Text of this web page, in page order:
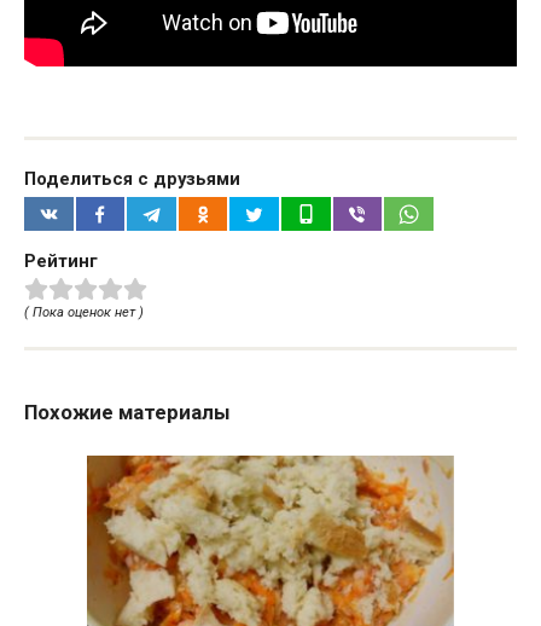
Поделиться с друзьями
Рейтинг
( Пока оценок нет )
Похожие материалы